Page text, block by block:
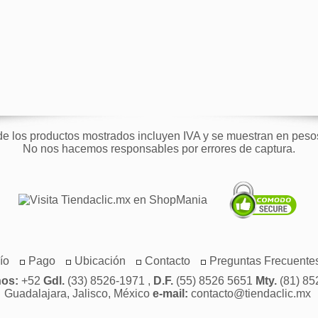
los productos mostrados incluyen IVA y se muestran en
No nos hacemos responsables por errores de captura.
Pago Ubicación Contacto
Preguntas
+52 Gdl.(33) 8526-1971 , D.F.(55) 8526 5651 Mty.(81)
Guadalajara, Jalisco, México e-mail: contacto@tiendaclic.mx